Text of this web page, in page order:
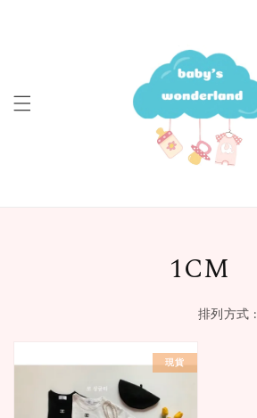
1CM
排列方式 :
現貨